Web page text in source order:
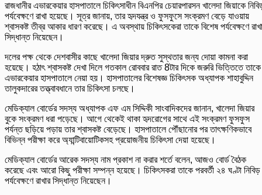
রাজধানীর এভারকেয়ার হাসপাতালে চিকিৎসাধীন বিএনপির চেয়ারপারসন খালেদা জিয়াকে
পর্যবেক্ষণে রাখা হয়েছে। সূত্র জানায়, তার হৃদযন্ত্র ও ফুসফুসে সংক্রমণ বেড়ে যাওয়ায়
শ্বাসকষ্ট তীব্র আকার ধারণ করেছে। এ অবস্থায় চিকিৎসকেরা তাকে বিশেষ পর্যবেক্ষণে
সিদ্ধান্ত নিয়েছেন।
দলের পক্ষ থেকে দেশবাসীর কাছে খালেদা জিয়ার দ্রুত সুস্থতার জন্য দোয়া কামনা করা
হয়েছে। হঠাৎ শ্বাসকষ্ট দেখা দিলে গতকাল রোববার রাত 8টার দিকে জরুরি ভিত্তিতে তাকে
এভারকেয়ার হাসপাতালে নেয়া হয়। হাসপাতালের বিশেষজ্ঞ চিকিৎসক অধ্যাপক শাহাবুদ্দিন
তালুকদারের তত্ত্বাবধানে তার চিকিৎসা চলছে।
মেডিক্যাল বোর্ডের সদস্য অধ্যাপক এফ এম সিদ্দিকী সাংবাদিকদের জানান, খালেদা জিয়ার
বুকে সংক্রমণ ধরা পড়েছে। আগে থেকেই থাকা হৃদরোগের সাথে এই সংক্রমণ ফুসফুস
পর্যন্ত ছড়িয়ে পড়ায় তার শ্বাসকষ্ট বেড়েছে। হাসপাতালে পৌঁছানোর পর তাৎক্ষণিকভাবে
বিভিন্ন পরীক্ষা করে অ্যান্টিবায়োটিকসহ প্রয়োজনীয় চিকিৎসা দেয়া হয়েছে।
মেডিক্যাল বোর্ডের আরেক সদস্য নাম প্রকাশ না করার শর্তে বলেন, আজও বোর্ড বৈঠক
করেছে এবং আরো কিছু পরীক্ষা সম্পন্ন হয়েছে। চিকিৎসকরা তাকে পরবর্তী ২৪ ঘণ্টা নিবিড়
পর্যবেক্ষণে রাখার সিদ্ধান্ত নিয়েছেন।